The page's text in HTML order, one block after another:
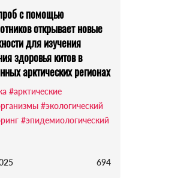
с помощью
открывает новые
для изучения
здоровья китов в
арктических регионах
#арктические
#экологический
#эпидемиологический
694